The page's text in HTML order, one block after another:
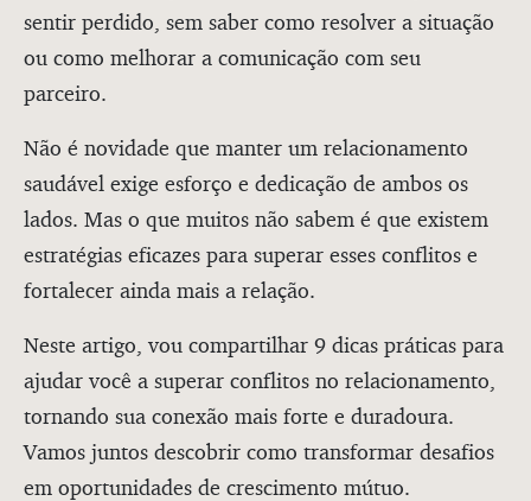
sentir perdido, sem saber como resolver a situação
ou como melhorar a comunicação com seu
parceiro.
Não é novidade que manter um relacionamento
saudável exige esforço e dedicação de ambos os
lados. Mas o que muitos não sabem é que existem
estratégias eficazes para superar esses conflitos e
fortalecer ainda mais a relação.
Neste artigo, vou compartilhar 9 dicas práticas para
ajudar você a superar conflitos no relacionamento,
tornando sua conexão mais forte e duradoura.
Vamos juntos descobrir como transformar desafios
em oportunidades de crescimento mútuo.